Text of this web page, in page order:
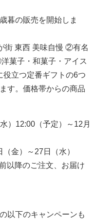
暮の販売を開始しま
街 東西 美味自慢 ②有名
菓子・和菓子・アイス
立つ定番ギフトの6つ
す。価格帯からの商品
）12:00（予定）～12月
金）～27日（水）
以降のご注文、お届け
以下のキャンペーンも